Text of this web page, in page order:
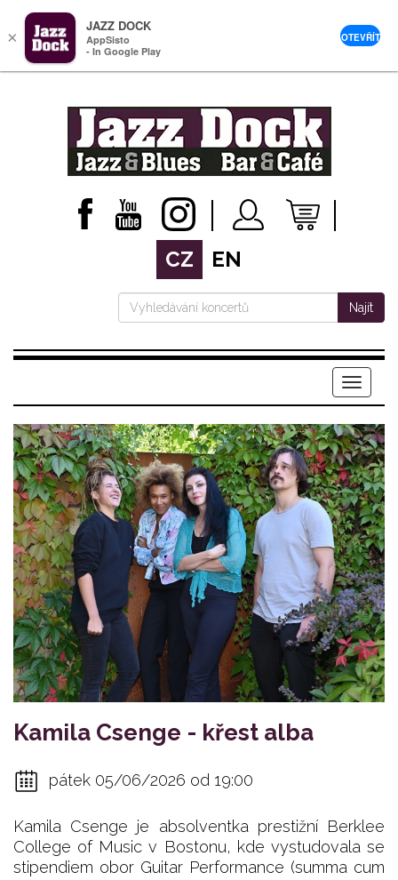
CZ EN
Najít
Menu
Kamila Csenge - křest alba
pátek 05/06/2026 od 19:00
Kamila Csenge je absolventka prestižní Berklee
College of Music v Bostonu, kde vystudovala se
stipendiem obor Guitar Performance (summa cum
×
JAZZ DOCK
AppSisto
- In Google Play
OTEVŘÍT